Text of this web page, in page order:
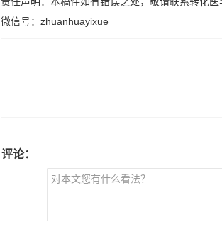
微信号：zhuanhuayixue
评论：